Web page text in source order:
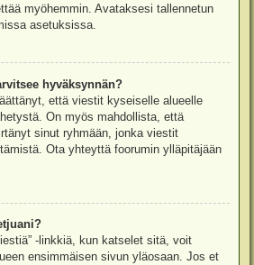
myöhemmin. Avataksesi tallennetun
asetuksissa.
hyväksynnän?
että viestit kyseiselle alueelle
On myös mahdollista, että
sinut ryhmään, jonka viestit
Ota yhteyttä foorumin ylläpitäjään
-linkkiä, kun katselet sitä, voit
ensimmäisen sivun yläosaan. Jos et